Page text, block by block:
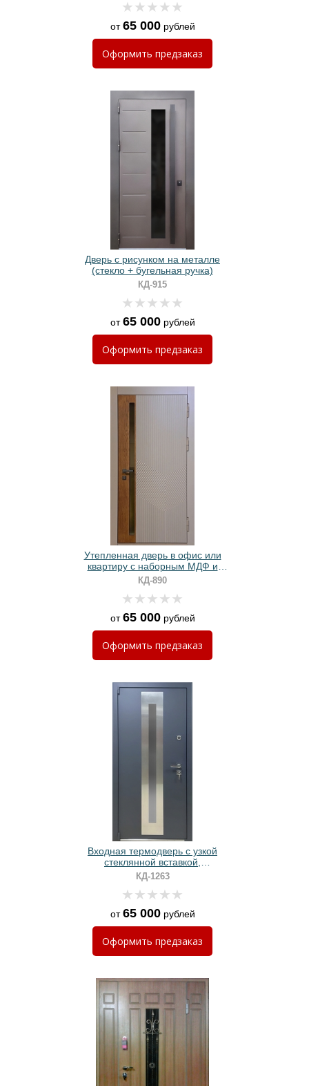
от65 000рублей
Оформить предзаказ
Дверь с рисунком на металле
(стекло + бугельная ручка)
КД-915
от65 000рублей
Оформить предзаказ
Утепленная дверь в офис или
квартиру с наборным МДФ и
стеклом
КД-890
от65 000рублей
Оформить предзаказ
Входная термодверь с узкой
стеклянной вставкой,
хромированным декором и
полимерной покраской
КД-1263
от65 000рублей
Оформить предзаказ